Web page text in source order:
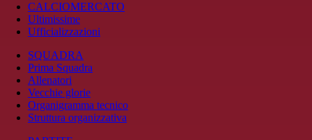
CALCIOMERCATO
Ultimissime
Ufficializzazioni
SQUADRA
Prima Squadra
Allenatori
Vecchie glorie
Organigramma tecnico
Struttura organizzativa